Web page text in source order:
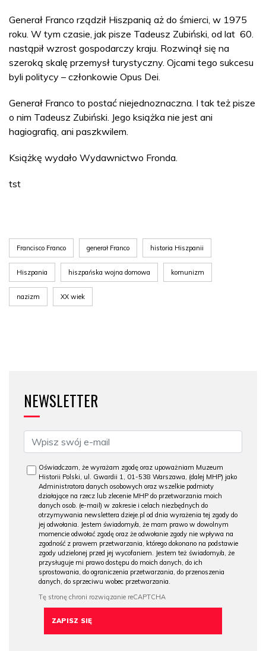
Generał Franco rządził Hiszpanią aż do śmierci, w 1975
roku. W tym czasie, jak pisze Tadeusz Zubiński, od lat 60.
nastąpił wzrost gospodarczy kraju. Rozwinął się na
szeroką skalę przemysł turystyczny. Ojcami tego sukcesu
byli politycy – członkowie Opus Dei.
Generał Franco to postać niejednoznaczna. I tak też pisze
o nim Tadeusz Zubiński. Jego książka nie jest ani
hagiografią, ani paszkwilem.
Książkę wydało Wydawnictwo Fronda.
tst
Francisco Franco generał Franco historia Hiszpanii
Hiszpania hiszpańska wojna domowa komunizm
nazizm XX wiek
NEWSLETTER
Oświadczam, że wyrażam zgodę oraz upoważniam Muzeum
Historii Polski, ul. Gwardii 1, 01-538 Warszawa, (dalej MHP) jako
Administratora danych osobowych oraz wszelkie podmioty
działające na rzecz lub zlecenie MHP do przetwarzania moich
danych osob. (e-mail) w zakresie i celach niezbędnych do
otrzymywania newslettera dzieje.pl od dnia wyrażenia tej zgody do
jej odwołania. Jestem świadomy/a, że mam prawo w dowolnym
momencie odwołać zgodę oraz że odwołanie zgody nie wpływa na
zgodność z prawem przetwarzania, którego dokonano na podstawie
zgody udzielonej przed jej wycofaniem. Jestem też świadomy/a, że
przysługuje mi prawo dostępu do moich danych, do ich
sprostowania, do ograniczenia przetwarzania, do przenoszenia
danych, do sprzeciwu wobec przetwarzania.